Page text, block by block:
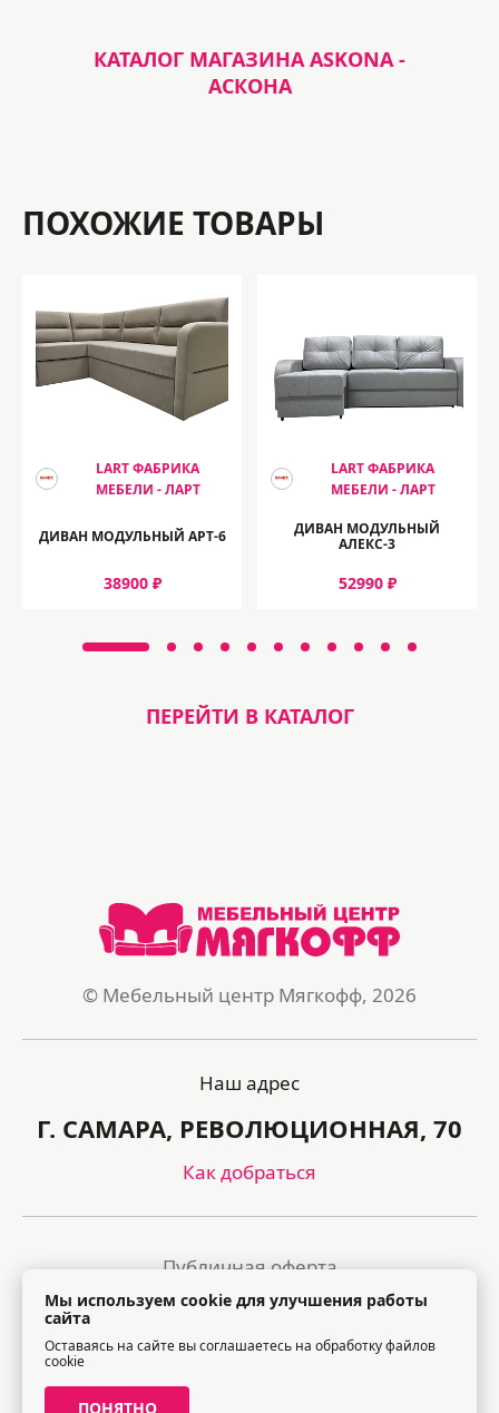
КАТАЛОГ МАГАЗИНА ASKONA -
АСКОНА
ПОХОЖИЕ ТОВАРЫ
LART ФАБРИКА
МЕБЕЛИ - ЛАРТ
ДИВАН МОДУЛЬНЫЙ АРТ-6
38900 ₽
LART ФАБРИКА
МЕБЕЛИ - ЛАРТ
ДИВАН МОДУЛЬНЫЙ
АЛЕКС-3
52990 ₽
ПЕРЕЙТИ В КАТАЛОГ
© Мебельный центр Мягкофф, 2026
Наш адрес
Г. САМАРА, РЕВОЛЮЦИОННАЯ, 70
Как добраться
Публичная оферта
Политика обработки персональных данных
Правила посещения торгового центра
Мы используем cookie для улучшения работы
сайта
Оставаясь на сайте вы соглашаетесь на обработку файлов
cookie
ПОНЯТНО